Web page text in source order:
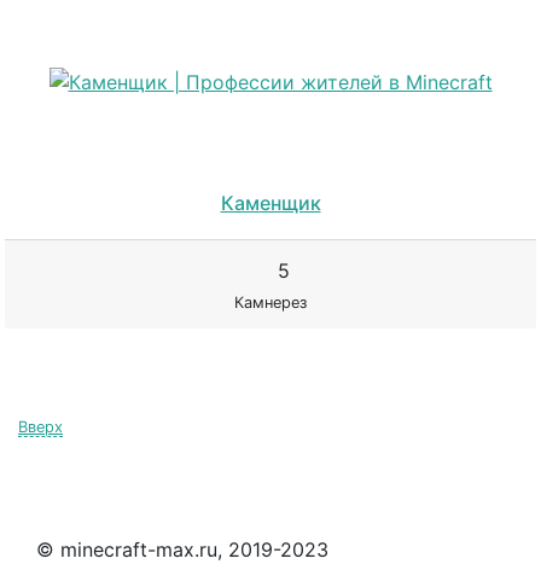
Каменщик
5
Камнерез
Вверх
© minecraft-max.ru, 2019-2023